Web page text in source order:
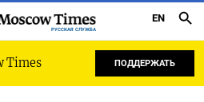
РУССКАЯ СЛУЖБА
EN
Times ПОДДЕРЖАТЬ